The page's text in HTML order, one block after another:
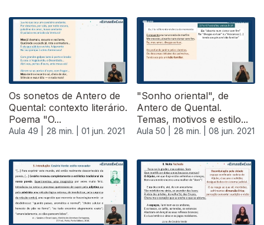
Os sonetos de Antero de
Quental: contexto literário.
Poema "O...
Aula 49 | 28 min. | 01 jun. 2021
"Sonho oriental", de
Antero de Quental.
Temas, motivos e estilo...
Aula 50 | 28 min. | 08 jun. 2021